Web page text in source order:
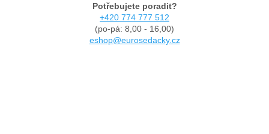
Potřebujete poradit?
+420 774 777 512
(po-pá: 8,00 - 16,00)
eshop@eurosedacky.cz